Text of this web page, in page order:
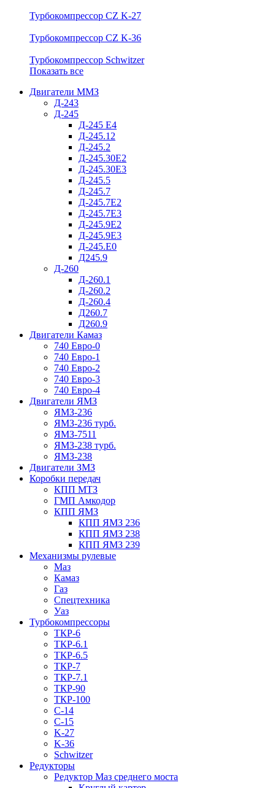
Турбокомпрессор CZ K-27
Турбокомпрессор CZ K-36
Турбокомпрессор Schwitzer
Показать все
Двигатели ММЗ
Д-243
Д-245
Д-245 Е4
Д-245.12
Д-245.2
Д-245.30Е2
Д-245.30Е3
Д-245.5
Д-245.7
Д-245.7Е2
Д-245.7Е3
Д-245.9Е2
Д-245.9Е3
Д-245.Е0
Д245.9
Д-260
Д-260.1
Д-260.2
Д-260.4
Д260.7
Д260.9
Двигатели Камаз
740 Евро-0
740 Евро-1
740 Евро-2
740 Евро-3
740 Евро-4
Двигатели ЯМЗ
ЯМЗ-236
ЯМЗ-236 турб.
ЯМЗ-7511
ЯМЗ-238 турб.
ЯМЗ-238
Двигатели ЗМЗ
Коробки передач
КПП МТЗ
ГМП Амкодор
КПП ЯМЗ
КПП ЯМЗ 236
КПП ЯМЗ 238
КПП ЯМЗ 239
Механизмы рулевые
Маз
Камаз
Газ
Спецтехника
Уаз
Турбокомпрессоры
ТКР-6
ТКР-6.1
ТКР-6.5
ТКР-7
ТКР-7.1
ТКР-90
ТКР-100
C-14
C-15
K-27
K-36
Schwitzer
Редукторы
Редуктор Маз среднего моста